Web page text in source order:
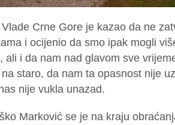
Crne Gore je kazao da ne
i ocijenio da smo ipak mogli
ali i da nam nad glavom sve
staro, da nam ta opasnost nije
nije vukla unazad.
Marković se je na kraju